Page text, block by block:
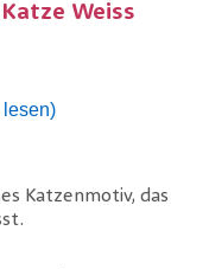
Weiss
lesen)
Katzenmotiv, das